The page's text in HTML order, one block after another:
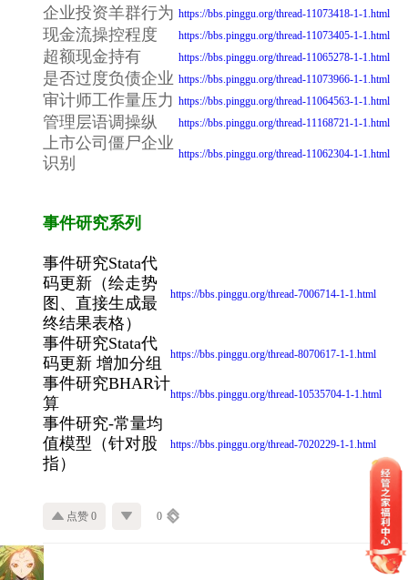
企业投资羊群行为 https://bbs.pinggu.org/thread-11073418-1-1.html
现金流操控程度 https://bbs.pinggu.org/thread-11073405-1-1.html
超额现金持有 https://bbs.pinggu.org/thread-11065278-1-1.html
是否过度负债企业 https://bbs.pinggu.org/thread-11073966-1-1.html
审计师工作量压力 https://bbs.pinggu.org/thread-11064563-1-1.html
管理层语调操纵 https://bbs.pinggu.org/thread-11168721-1-1.html
上市公司僵尸企业
识别
https://bbs.pinggu.org/thread-11062304-1-1.html
事件研究系列
事件研究Stata代
码更新（绘走势
图、直接生成最
终结果表格）
https://bbs.pinggu.org/thread-7006714-1-1.html
事件研究Stata代
码更新 增加分组
https://bbs.pinggu.org/thread-8070617-1-1.html
事件研究BHAR计
算
https://bbs.pinggu.org/thread-10535704-1-1.html
事件研究-常量均
值模型（针对股
指）
https://bbs.pinggu.org/thread-7020229-1-1.html
点赞 0 0